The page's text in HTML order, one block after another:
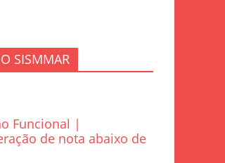
SISMMAR
Funcional |
de nota abaixo de